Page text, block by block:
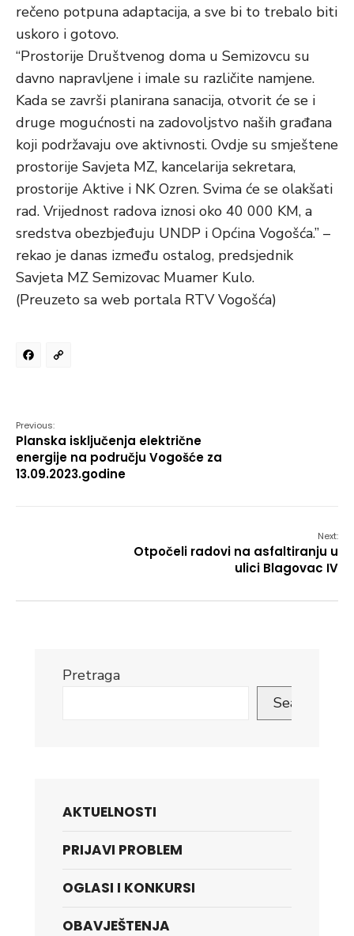
rečeno potpuna adaptacija, a sve bi to trebalo biti
uskoro i gotovo.
“Prostorije Društvenog doma u Semizovcu su
davno napravljene i imale su različite namjene.
Kada se završi planirana sanacija, otvorit će se i
druge mogućnosti na zadovoljstvo naših građana
koji podržavaju ove aktivnosti. Ovdje su smještene
prostorije Savjeta MZ, kancelarija sekretara,
prostorije Aktive i NK Ozren. Svima će se olakšati
rad. Vrijednost radova iznosi oko 40 000 KM, a
sredstva obezbjeđuju UNDP i Općina Vogošća.” –
rekao je danas između ostalog, predsjednik
Savjeta MZ Semizovac Muamer Kulo.
(Preuzeto sa web portala RTV Vogošća)
Facebook
Previous:
Planska isključenja električne
energije na području Vogošće za
13.09.2023.godine
Next:
Otpočeli radovi na asfaltiranju u
ulici Blagovac IV
Pretraga
Search
AKTUELNOSTI
PRIJAVI PROBLEM
OGLASI I KONKURSI
OBAVJEŠTENJA